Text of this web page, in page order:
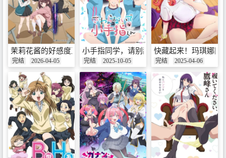
茉莉花酱的好感度正在崩坏
完结 2026-04-05
小手指同学，请别乱摸
完结 2025-10-05
快藏起来！玛琪娜同
完结 2025-04-06